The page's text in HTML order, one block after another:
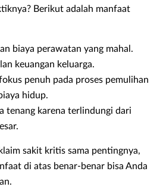
Berikut adalah manfaat
biaya perawatan yang mahal.
keuangan keluarga.
penuh pada proses pemulihan
hidup.
tenang karena terlindungi dari
sakit kritis sama pentingnya,
di atas benar-benar bisa Anda